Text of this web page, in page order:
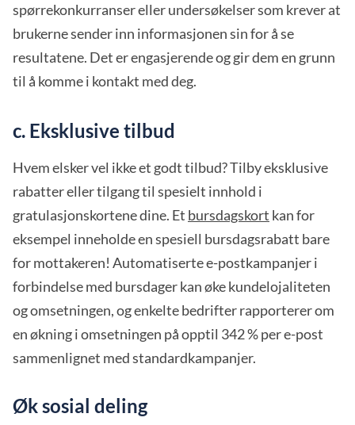
spørrekonkurranser eller undersøkelser som krever at
brukerne sender inn informasjonen sin for å se
resultatene. Det er engasjerende og gir dem en grunn
til å komme i kontakt med deg.
c. Eksklusive tilbud
Hvem elsker vel ikke et godt tilbud? Tilby eksklusive
rabatter eller tilgang til spesielt innhold i
gratulasjonskortene dine. Et bursdagskort kan for
eksempel inneholde en spesiell bursdagsrabatt bare
for mottakeren! Automatiserte e-postkampanjer i
forbindelse med bursdager kan øke kundelojaliteten
og omsetningen, og enkelte bedrifter rapporterer om
en økning i omsetningen på opptil 342 % per e-post
sammenlignet med standardkampanjer.
Øk sosial deling